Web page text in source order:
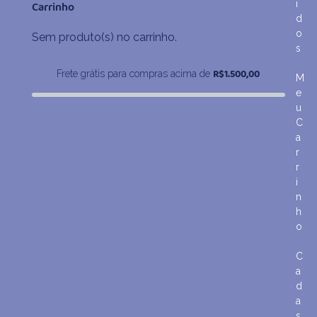
Carrinho
Sem produto(s) no carrinho.
Frete grátis para compras acima de R$1.500,00
i
d
o
s
M
e
u
C
a
r
r
i
n
h
o
C
a
d
a